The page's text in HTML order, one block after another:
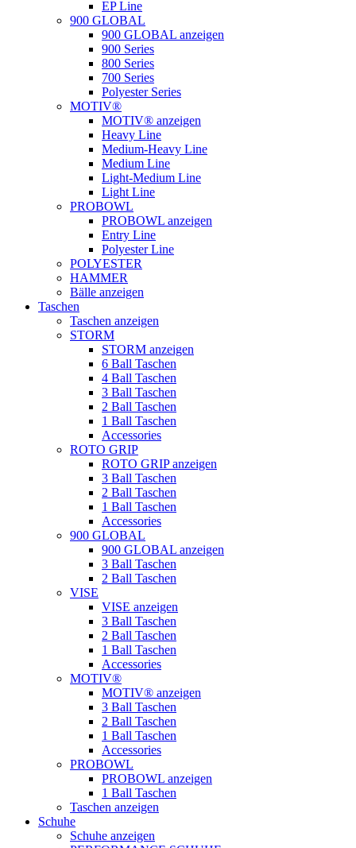
EP Line
900 GLOBAL
900 GLOBAL anzeigen
900 Series
800 Series
700 Series
Polyester Series
MOTIV®
MOTIV® anzeigen
Heavy Line
Medium-Heavy Line
Medium Line
Light-Medium Line
Light Line
PROBOWL
PROBOWL anzeigen
Entry Line
Polyester Line
POLYESTER
HAMMER
Bälle anzeigen
Taschen
Taschen anzeigen
STORM
STORM anzeigen
6 Ball Taschen
4 Ball Taschen
3 Ball Taschen
2 Ball Taschen
1 Ball Taschen
Accessories
ROTO GRIP
ROTO GRIP anzeigen
3 Ball Taschen
2 Ball Taschen
1 Ball Taschen
Accessories
900 GLOBAL
900 GLOBAL anzeigen
3 Ball Taschen
2 Ball Taschen
VISE
VISE anzeigen
3 Ball Taschen
2 Ball Taschen
1 Ball Taschen
Accessories
MOTIV®
MOTIV® anzeigen
3 Ball Taschen
2 Ball Taschen
1 Ball Taschen
Accessories
PROBOWL
PROBOWL anzeigen
1 Ball Taschen
Taschen anzeigen
Schuhe
Schuhe anzeigen